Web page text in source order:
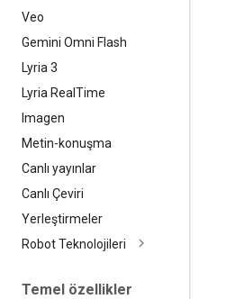
Veo
Gemini Omni Flash
Lyria 3
Lyria Real Time
Imagen
Metin-konuşma
Canlı yayınlar
Canlı Çeviri
Yerleştirmeler
Robot Teknolojileri
Temel özellikler